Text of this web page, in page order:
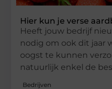
Hier kun je verse
Heeft jouw bedrijf
nodig om ook dit jaar
oogst te kunnen
natuurlijk enkel de
Bedrijven